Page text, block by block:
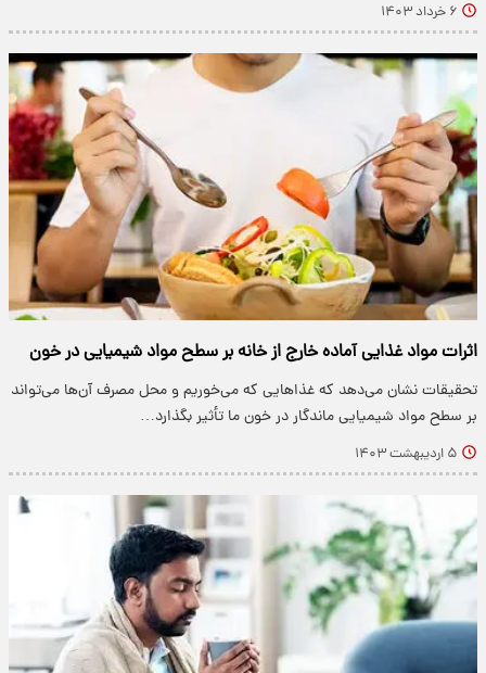
۶ خرداد ۱۴۰۳
اثرات مواد غذایی آماده خارج از خانه بر سطح مواد شیمیایی در خون
تحقیقات نشان می‌دهد که غذاهایی که می‌خوریم و محل مصرف آن‌ها می‌تواند
بر سطح مواد شیمیایی ماندگار در خون ما تأثیر بگذارد…
۵ اردیبهشت ۱۴۰۳